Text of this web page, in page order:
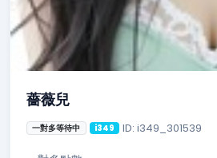
薔薇兒
一對多等待中 i349 ID: i349_301539